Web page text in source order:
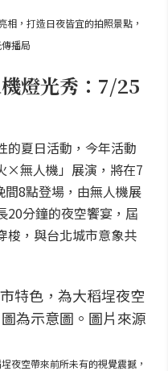
，打造日夜皆宜的拍照景點，
播局
燈光秀：7/25
的夏日活動，今年活動
×無人機」展演，將在7
8點登場，由無人機展
20分鐘的夜空饗宴，屆
梭，與台北城市意象共
夜空帶來前所未有的視覺震撼，